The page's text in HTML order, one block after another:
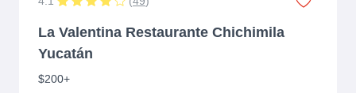
La Valentina Restaurante Chichimila
Yucatán
$200+